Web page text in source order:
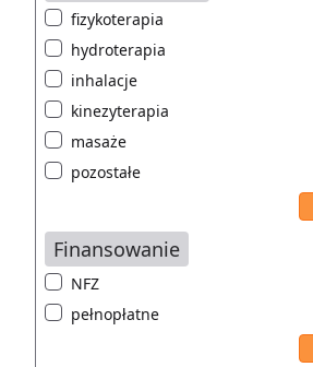
fizykoterapia
hydroterapia
inhalacje
kinezyterapia
masaże
pozostałe
Finansowanie
NFZ
pełnopłatne